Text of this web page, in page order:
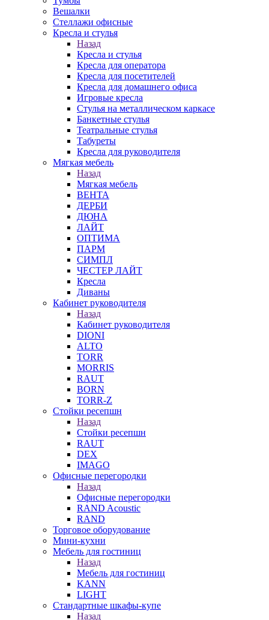
Вешалки
Стеллажи офисные
Кресла и стулья
Назад
Кресла и стулья
Кресла для оператора
Кресла для посетителей
Кресла для домашнего офиса
Игровые кресла
Стулья на металлическом каркасе
Банкетные стулья
Театральные стулья
Табуреты
Кресла для руководителя
Мягкая мебель
Назад
Мягкая мебель
ВЕНТА
ДЕРБИ
ДЮНА
ЛАЙТ
ОПТИМА
ПАРМ
СИМПЛ
ЧЕСТЕР ЛАЙТ
Кресла
Диваны
Кабинет руководителя
Назад
Кабинет руководителя
DIONI
ALTO
TORR
MORRIS
RAUT
BORN
TORR-Z
Стойки ресепшн
Назад
Стойки ресепшн
RAUT
DEX
IMAGO
Офисные перегородки
Назад
Офисные перегородки
RAND Acoustic
RAND
Торговое оборудование
Мини-кухни
Мебель для гостиниц
Назад
Мебель для гостиниц
KANN
LIGHT
Стандартные шкафы-купе
Назад